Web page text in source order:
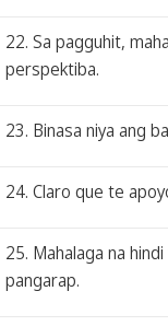
22. Sa pagguhit,
perspektiba.
23. Binasa niya ang
24. Claro que te
25. Mahalaga na
pangarap.